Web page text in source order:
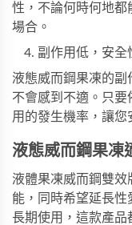
性，不論何時何地都
場合。
副作用低，安全
液態威而鋼果凍的
不會感到不適。只
用的發生機率，讓您
液態威而鋼果凍
液體果凍威而鋼雙效
能，同時希望延長
長期使用，這款產品